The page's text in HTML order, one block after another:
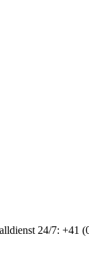
24/7: +41